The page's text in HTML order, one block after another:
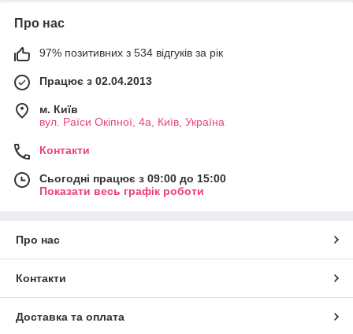
Про нас
97% позитивних з 534 відгуків за рік
Працює з 02.04.2013
м. Київ
вул. Раїси Окіпної, 4а, Київ, Україна
Контакти
Сьогодні працює з 09:00 до 15:00
Показати весь графік роботи
Про нас
Контакти
Доставка та оплата